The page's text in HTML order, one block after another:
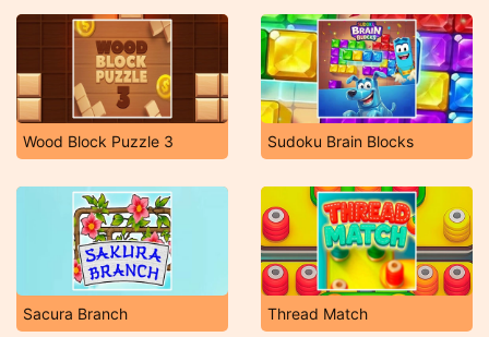
Wood Block Puzzle 3 Sudoku Brain Blocks
Sacura Branch Thread Match